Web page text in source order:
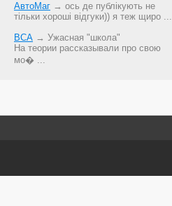
АвтоМаг → ось де публікують не
тільки хороші відгуки)) я теж щиро ...
ВСА → Ужасная "школа"
На теории рассказывали про свою
мо� ...